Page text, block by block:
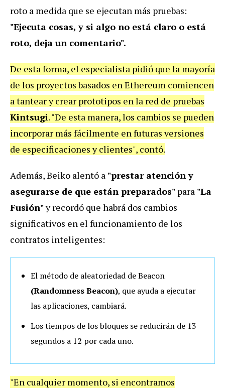
roto a medida que se ejecutan más pruebas:
"Ejecuta cosas, y si algo no está claro o está
roto, deja un comentario".
De esta forma, el especialista pidió que la mayoría
de los proyectos basados en Ethereum comiencen
a tantear y crear prototipos en la red de pruebas
Kintsugi. "De esta manera, los cambios se pueden
incorporar más fácilmente en futuras versiones
de especificaciones y clientes", contó.
Además, Beiko alentó a "prestar atención y
asegurarse de que están preparados" para "La
Fusión"y recordó que habrá dos cambios
significativos en el funcionamiento de los
contratos inteligentes:
El método de aleatoriedad de Beacon
(Randomness Beacon), que ayuda a ejecutar
las aplicaciones, cambiará.
Los tiempos de los bloques se reducirán de 13
segundos a 12 por cada uno.
"En cualquier momento, si encontramos